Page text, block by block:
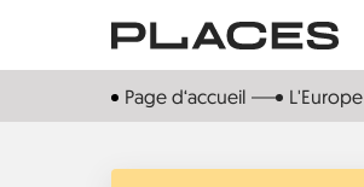
contenu
Page d‘accueil L'Europe